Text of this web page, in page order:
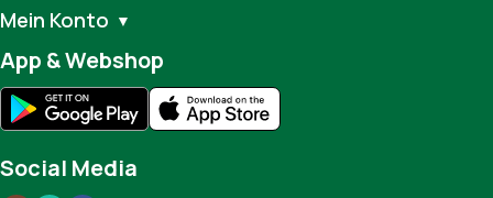
Mein Konto ▼
App & Webshop
Social Media